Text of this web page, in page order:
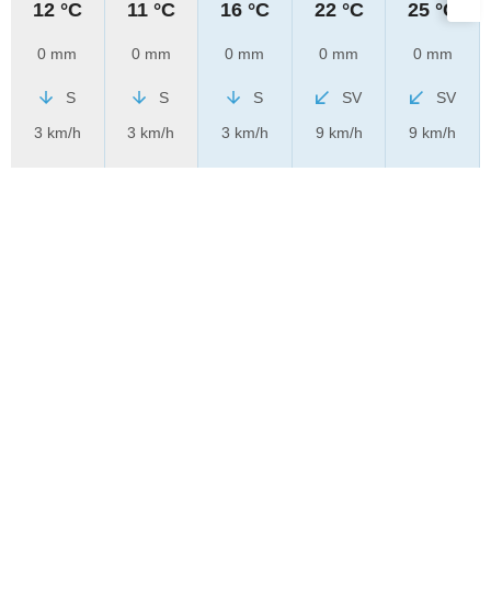
12 °C
0 mm
S
3 km/h
11 °C
0 mm
S
3 km/h
16 °C
0 mm
S
3 km/h
22 °C
0 mm
SV
9 km/h
25 °C
0 mm
SV
9 km/h